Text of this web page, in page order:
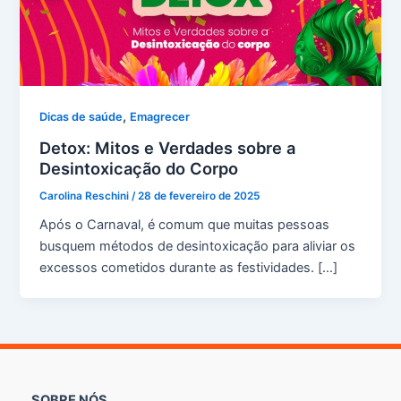
Dicas de saúde, Emagrecer
Detox: Mitos e Verdades sobre a
Desintoxicação do Corpo
Carolina Reschini /28 de fevereiro de 2025
Após o Carnaval, é comum que muitas pessoas
busquem métodos de desintoxicação para aliviar os
excessos cometidos durante as festividades. […]